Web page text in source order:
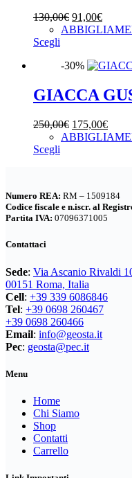
possono
essere
scelte
nella
pagina
prodotto
130,00€ Il
prezzo
130,00€.
91,00€Il
prezzo
Scegli
ha
varianti.
Le
possono
essere
scelte
del
prodotto
-30%
GIACCA
250,00€ Il
prezzo
175,00€Il
Scegli
varianti.
Le
opzioni
nella
pagina
del
prodotto
Numero REA: RM – 1509184
Codice fiscale e n.iscr. al
Partita IVA: 07096371005
Contattaci
Sede: Via Ascanio Rivaldi
00151 Roma, Italia
Cell: +39 339 6086846
Tel: +39 0698 260467
+39 0698 260466
Email: info@geosta.it
Pec: geosta@pec.it
Menu
Home
Chi Siamo
Shop
Contatti
Carrello